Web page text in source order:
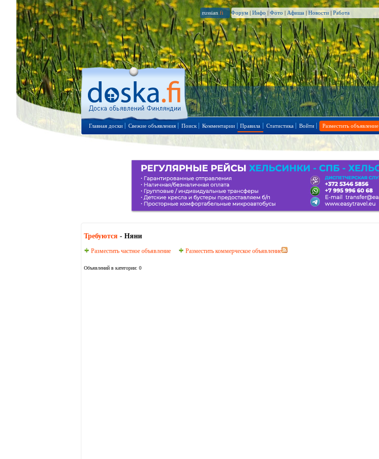
russian .fi Форум | Инфо | Фото | Афиша | Новости | Работа
Главная доски Свежие объявления Поиск Комментарии Правила Статистика Войти Разместить объявление
Требуются- Няни
Разместить частное объявление Разместить коммерческое объявление
Объявлений в категории: 0